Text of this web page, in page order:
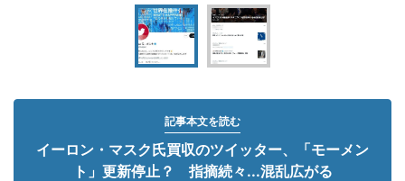
記事本文を読む
イーロン・マスク氏買収のツイッター、「モーメン
ト」更新停止？ 指摘続々...混乱広がる